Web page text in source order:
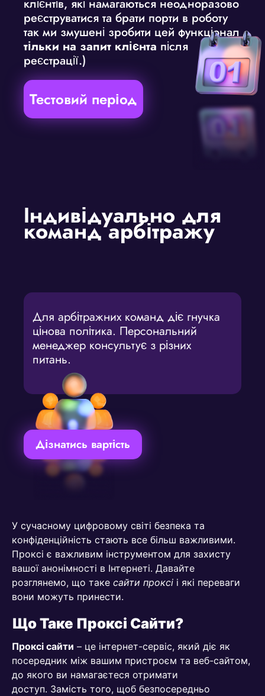
клієнтів, які намагаються неодноразово
реєструватися та брати порти в роботу
так ми змушені зробити цей функціонал
тільки на запит клієнта після
реєстрації.)
Тестовий період
Індивідуально для
команд арбітражу
Для арбітражних команд діє гнучка
цінова політика. Персональний
менеджер консультує з різних
питань.
Дізнатись вартість
У сучасному цифровому світі безпека та
конфіденційність стають все більш важливими.
Проксі є важливим інструментом для захисту
вашої анонімності в Інтернеті. Давайте
розглянемо, що таке сайти проксі і які переваги
вони можуть принести.
Що Таке Проксі Сайти?
Проксі сайти – це інтернет-сервіс, який діє як
посередник між вашим пристроєм та веб-сайтом,
до якого ви намагаєтеся отримати
доступ. Замість того, щоб безпосередньо